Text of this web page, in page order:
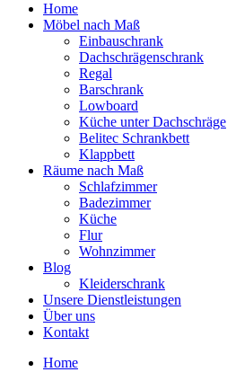
Home
Möbel nach Maß
Einbauschrank
Dachschrägenschrank
Regal
Barschrank
Lowboard
Küche unter Dachschräge
Belitec Schrankbett
Klappbett
Räume nach Maß
Schlafzimmer
Badezimmer
Küche
Flur
Wohnzimmer
Blog
Kleiderschrank
Unsere Dienstleistungen
Über uns
Kontakt
Home